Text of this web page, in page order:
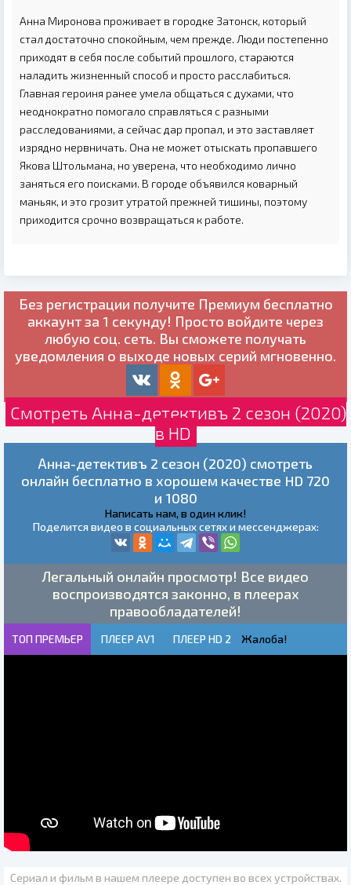
Анна Миронова проживает в городке Затонск, который
стал достаточно спокойным, чем прежде. Люди постепенно
приходят в себя после событий прошлого, стараются
наладить жизненный способ и просто расслабиться.
Главная героиня ранее умела общаться с духами, что
неоднократно помогало справляться с разными
расследованиями, а сейчас дар пропал, и это заставляет
изрядно нервничать. Она не может отыскать пропавшего
Якова Штольмана, но уверена, что необходимо лично
заняться его поисками. В городе объявился коварный
маньяк, и это грозит утратой прежней тишины, поэтому
приходится срочно возвращаться к работе.
Без регистрации получите Премиум бесплатно
аккаунт за 1 секунду! Просто войдите через
любую соц. сеть. Вы сможете получать
уведомления о выходе новых серий мгновенно.
Смотреть Анна-детективъ 2 сезон (2020)
в HD
Анна-детективъ 2 сезон (2020) смотреть
онлайн бесплатно в хорошем качестве HD 720
и 1080
Написать нам, в один клик!
Поделится видео в социальных сетях и мессенджерах:
Легальный онлайн просмотр! Все видео
воспроизводятся законно, в плеерах
правообладателей!
ТОП ПРЕМЬЕР ПЛЕЕР AV1 ПЛЕЕР HD 2 Жалоба!
Сериал и фильм в нашем плеере доступен во всех устройствах.